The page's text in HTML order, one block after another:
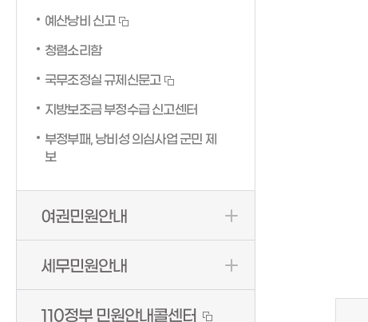
예산낭비 신고
청렴소리함
국무조정실 규제신문고
지방보조금 부정수급 신고센터
부정부패, 낭비성 의심사업 군민 제
보
여권민원안내
세무민원안내
110정부 민원안내콜센터